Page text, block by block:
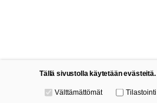
Tällä sivustolla käytetään evästeitä.
Valitse käytettävät evästeet
Välttämättömät Tilastointi